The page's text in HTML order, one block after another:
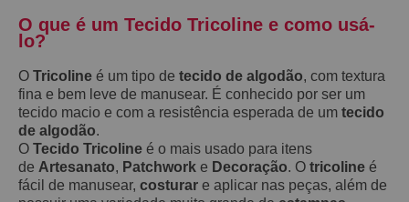
O que é um Tecido Tricoline e como usá-
lo?
O Tricoline é um tipo de tecido de algodão, com textura
fina e bem leve de manusear. É conhecido por ser um
tecido macio e com a resistência esperada de um tecido
de algodão.
O Tecido Tricoline é o mais usado para itens
de Artesanato, Patchwork e Decoração. O tricoline é
fácil de manusear, costurar e aplicar nas peças, além de